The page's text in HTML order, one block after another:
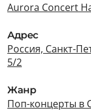
Aurora Concert
Адрес
Россия, Санкт-
5/2
Жанр
Поп-концерты в